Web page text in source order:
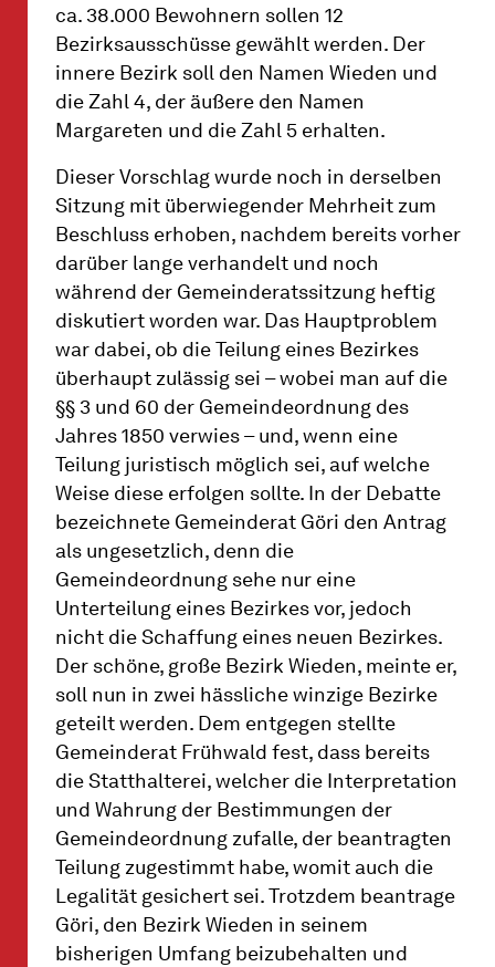
ca. 38.000 Bewohnern sollen 12
Bezirksausschüsse gewählt werden. Der
innere Bezirk soll den Namen Wieden und
die Zahl 4, der äußere den Namen
Margareten und die Zahl 5 erhalten.
Dieser Vorschlag wurde noch in derselben
Sitzung mit überwiegender Mehrheit zum
Beschluss erhoben, nachdem bereits vorher
darüber lange verhandelt und noch
während der Gemeinderatssitzung heftig
diskutiert worden war. Das Hauptproblem
war dabei, ob die Teilung eines Bezirkes
überhaupt zulässig sei – wobei man auf die
§§ 3 und 60 der Gemeindeordnung des
Jahres 1850 verwies – und, wenn eine
Teilung juristisch möglich sei, auf welche
Weise diese erfolgen sollte. In der Debatte
bezeichnete Gemeinderat Göri den Antrag
als ungesetzlich, denn die
Gemeindeordnung sehe nur eine
Unterteilung eines Bezirkes vor, jedoch
nicht die Schaffung eines neuen Bezirkes.
Der schöne, große Bezirk Wieden, meinte er,
soll nun in zwei hässliche winzige Bezirke
geteilt werden. Dem entgegen stellte
Gemeinderat Frühwald fest, dass bereits
die Statthalterei, welcher die Interpretation
und Wahrung der Bestimmungen der
Gemeindeordnung zufalle, der beantragten
Teilung zugestimmt habe, womit auch die
Legalität gesichert sei. Trotzdem beantrage
Göri, den Bezirk Wieden in seinem
bisherigen Umfang beizubehalten und